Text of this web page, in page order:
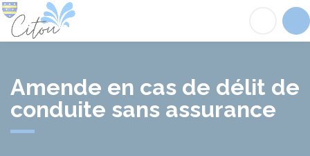
Amende en cas de délit de
conduite sans assurance